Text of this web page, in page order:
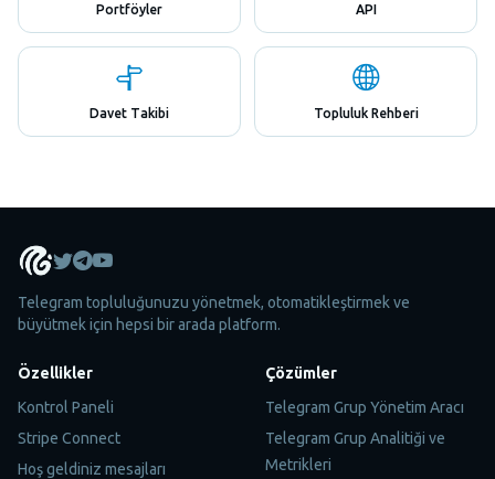
Portföyler API
Davet Takibi Topluluk Rehberi
Telegram topluluğunuzu yönetmek, otomatikleştirmek ve
büyütmek için hepsi bir arada platform.
Özellikler
Kontrol Paneli
Stripe Connect
Hoş geldiniz mesajları
Çözümler
Telegram Grup Yönetim Aracı
Telegram Grup Analitiği ve
Metrikleri